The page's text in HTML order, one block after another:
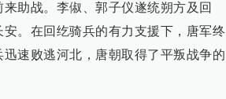
助战。李俶、郭子仪遂统朔方及回
。在回纥骑兵的有力支援下，唐军终
速败逃河北，唐朝取得了平叛战争的